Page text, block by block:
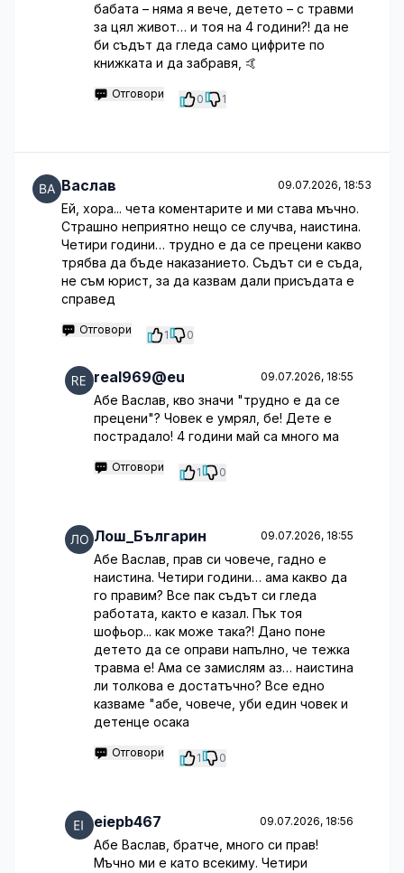
бабата – няма я вече, детето – с травми
за цял живот… и тоя на 4 години?! да не
би съдът да гледа само цифрите по
книжката и да забравя, 🤙
Отговори 0 1
Васлав 09.07.2026, 18:53
Ей, хора... чета коментарите и ми става мъчно.
Страшно неприятно нещо се случва, наистина.
Четири години… трудно е да се прецени какво
трябва да бъде наказанието. Съдът си е съда,
не съм юрист, за да казвам дали присъдата е
справед
Отговори 1 0
real969@eu 09.07.2026, 18:55
Абе Васлав, кво значи "трудно е да се
прецени"? Човек е умрял, бе! Дете е
пострадало! 4 години май са много ма
Отговори 1 0
Лош_Българин 09.07.2026, 18:55
Абе Васлав, прав си човече, гадно е
наистина. Четири години… ама какво да
го правим? Все пак съдът си гледа
работата, както е казал. Пък тоя
шофьор... как може така?! Дано поне
детето да се оправи напълно, че тежка
травма е! Ама се замислям аз… наистина
ли толкова е достатъчно? Все едно
казваме "абе, човече, уби един човек и
детенце осака
Отговори 1 0
eiepb467 09.07.2026, 18:56
Абе Васлав, братче, много си прав!
Мъчно ми е като всекиму. Четири